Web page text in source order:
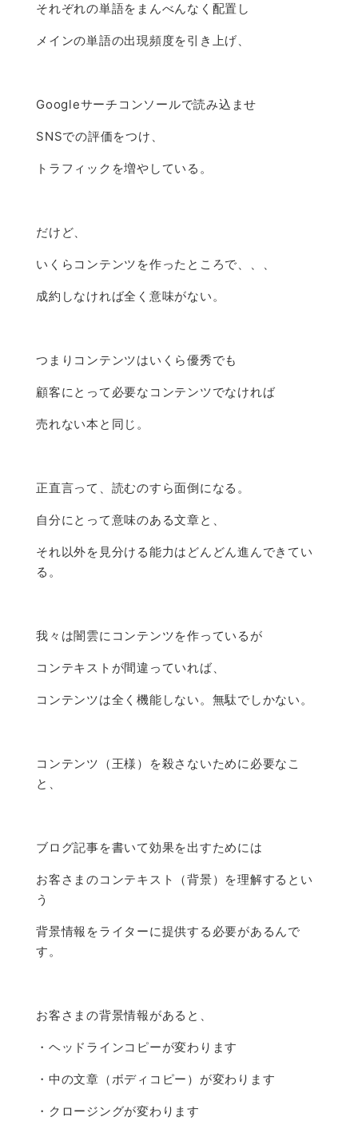
それぞれの単語をまんべんなく配置し
メインの単語の出現頻度を引き上げ、
Googleサーチコンソールで読み込ませ
SNSでの評価をつけ、
トラフィックを増やしている。
だけど、
いくらコンテンツを作ったところで、、、
成約しなければ全く意味がない。
つまりコンテンツはいくら優秀でも
顧客にとって必要なコンテンツでなければ
売れない本と同じ。
正直言って、読むのすら面倒になる。
自分にとって意味のある文章と、
それ以外を見分ける能力はどんどん進んできてい
る。
我々は闇雲にコンテンツを作っているが
コンテキストが間違っていれば、
コンテンツは全く機能しない。無駄でしかない。
コンテンツ（王様）を殺さないために必要なこ
と、
ブログ記事を書いて効果を出すためには
お客さまのコンテキスト（背景）を理解するとい
う
背景情報をライターに提供する必要があるんで
す。
お客さまの背景情報があると、
・ヘッドラインコピーが変わります
・中の文章（ボディコピー）が変わります
・クロージングが変わります